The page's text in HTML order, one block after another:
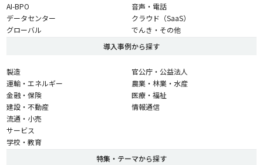
AI-BPO
データセンター
グローバル
音声・電話
クラウド（SaaS）
でんき・その他
導入事例から探す
製造
運輸・エネルギー
金融・保険
建設・不動産
流通・小売
サービス
学校・教育
官公庁・公益法人
農業・林業・水産
医療・福祉
情報通信
特集・テーマから探す